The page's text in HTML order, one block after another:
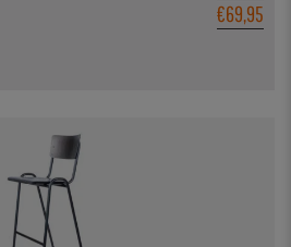
€69,95